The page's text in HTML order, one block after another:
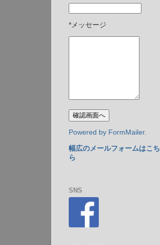
*メッセージ
Powered by FormMailer.
幅広のメールフォームはこち
ら
SNS